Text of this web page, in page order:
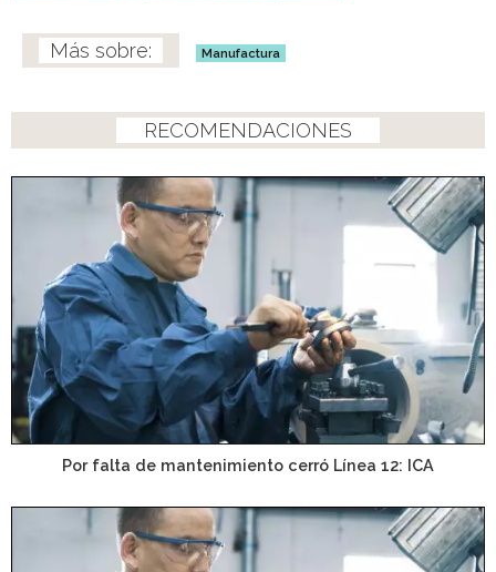
Manufactura
RECOMENDACIONES
Por falta de mantenimiento cerró Línea 12: ICA